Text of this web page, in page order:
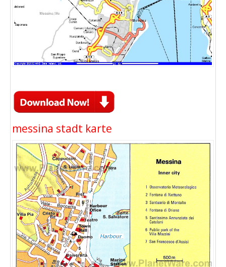
messina stadt karte